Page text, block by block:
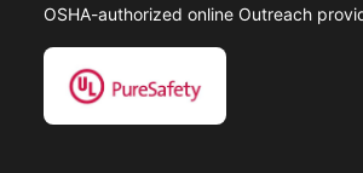
OSHA-authorized online Outreach